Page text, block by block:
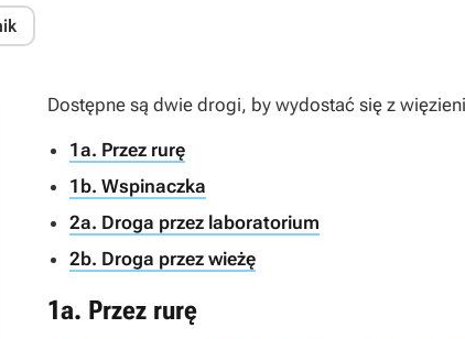
Dostępne są dwie drogi, by wydostać się z
1a. Przez rurę
1b. Wspinaczka
2a. Droga przez laboratorium
2b. Droga przez wieżę
1a. Przez rurę